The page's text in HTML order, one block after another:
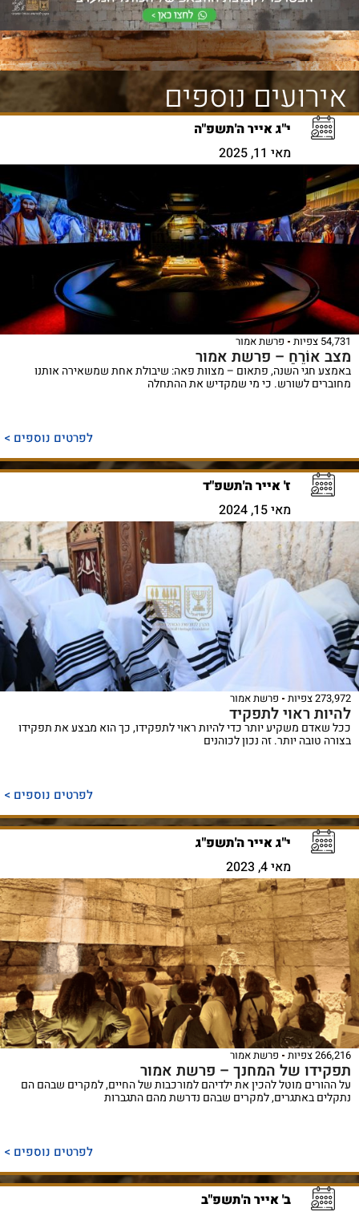
אירועים נוספים
י"ג אייר ה'תשפ"ה
מאי 11, 2025
54,731 צפיות פרשת אמור
מצב אוֹרֵחַ – פרשת אמור
באמצע חגי השנה, פתאום – מצוות פאה: שיבולת אחת שמשאירה אותנו
מחוברים לשורש. כי מי שמקדיש את ההתחלה
לפרטים נוספים >
ז' אייר ה'תשפ"ד
מאי 15, 2024
273,972 צפיות פרשת אמור
להיות ראוי לתפקיד
ככל שאדם משקיע יותר כדי להיות ראוי לתפקידו, כך הוא מבצע את תפקידו
בצורה טובה יותר. זה נכון לכוהנים
לפרטים נוספים >
י"ג אייר ה'תשפ"ג
מאי 4, 2023
266,216 צפיות פרשת אמור
תפקידו של המחנך – פרשת אמור
על ההורים מוטל להכין את ילדיהם למורכבות של החיים, למקרים שבהם הם
נתקלים באתגרים, למקרים שבהם נדרשת מהם התגברות
לפרטים נוספים >
ב' אייר ה'תשפ"ב